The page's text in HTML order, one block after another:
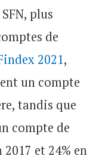
plus
de
2021,
un compte
tandis que
compte de
et 24% en